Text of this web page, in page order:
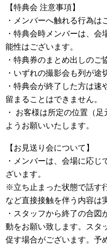
【特典会 注意事項】
・メンバーへ触れる行為は
・特典会時メンバーは、会
能性はございます。
・特典券のまとめ出しのご
・いずれの撮影会も列が途
・特典会が終了した方は
留まることはできません。
・ お客様は所定の位置（
ようお願いいたします。
【お見送り会について】
・メンバーは、会場に応
ざいます。
※立ち止まった状態で話す
など直接接触を伴う内容は
・スタッフから終了の合
動をお願い致します。スタ
促す場合がございます。予